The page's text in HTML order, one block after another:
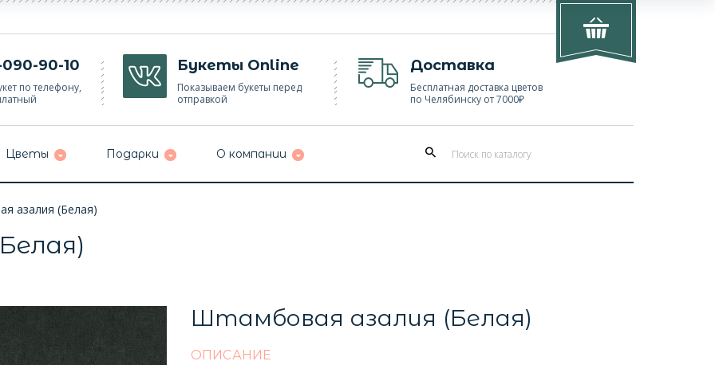
90-10
по телефону,
Букеты Online
Показываем букеты перед
отправкой
Доставка
Бесплатная доставка цветов
по Челябинску от 7000₽
Цветы Подарки О компании
азалия (Белая)
Штамбовая азалия (Белая)
ОПИСАНИЕ